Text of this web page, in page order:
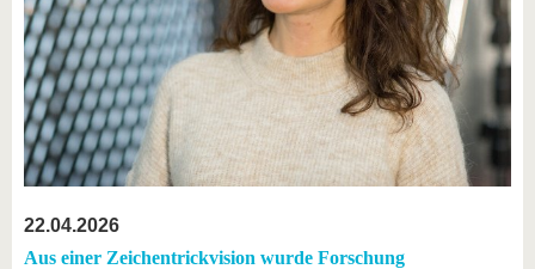
22.04.2026
Aus einer Zeichentrickvision wurde Forschung